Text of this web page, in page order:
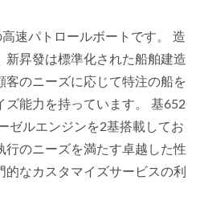
速パトロールボートです。 造
新昇發は標準化された船舶建造
客のニーズに応じて特注の船を
ズ能力を持っています。 基652
ゼルエンジンを2基搭載してお
行のニーズを満たす卓越した性
なカスタマイズサービスの利